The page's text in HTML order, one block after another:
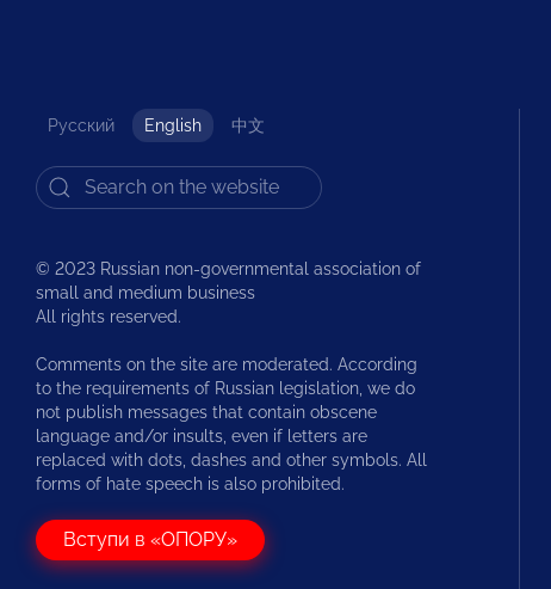
Русский English 中文
© 2023 Russian non-governmental association of
small and medium business
All rights reserved.
Comments on the site are moderated. According
to the requirements of Russian legislation, we do
not publish messages that contain obscene
language and/or insults, even if letters are
replaced with dots, dashes and other symbols. All
forms of hate speech is also prohibited.
Вступи в «ОПОРУ»